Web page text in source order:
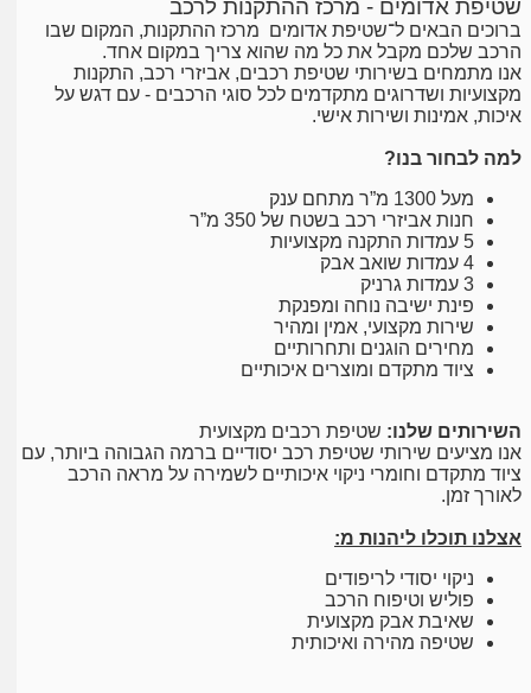
שטיפת אדומים - מרכז ההתקנות לרכב
ברוכים הבאים ל־שטיפת אדומים מרכז ההתקנות, המקום שבו
הרכב שלכם מקבל את כל מה שהוא צריך במקום אחד.
אנו מתמחים בשירותי שטיפת רכבים, אביזרי רכב, התקנות
מקצועיות ושדרוגים מתקדמים לכל סוגי הרכבים - עם דגש על
איכות, אמינות ושירות אישי.
למה לבחור בנו?
מעל 1300 מ”ר מתחם ענק
חנות אביזרי רכב בשטח של 350 מ”ר
5 עמדות התקנה מקצועיות
4 עמדות שואב אבק
3 עמדות גרניק
פינת ישיבה נוחה ומפנקת
שירות מקצועי, אמין ומהיר
מחירים הוגנים ותחרותיים
ציוד מתקדם ומוצרים איכותיים
השירותים שלנו: שטיפת רכבים מקצועית
אנו מציעים שירותי שטיפת רכב יסודיים ברמה הגבוהה ביותר, עם
ציוד מתקדם וחומרי ניקוי איכותיים לשמירה על מראה הרכב
לאורך זמן.
אצלנו תוכלו ליהנות מ:
ניקוי יסודי לריפודים
פוליש וטיפוח הרכב
שאיבת אבק מקצועית
שטיפה מהירה ואיכותית